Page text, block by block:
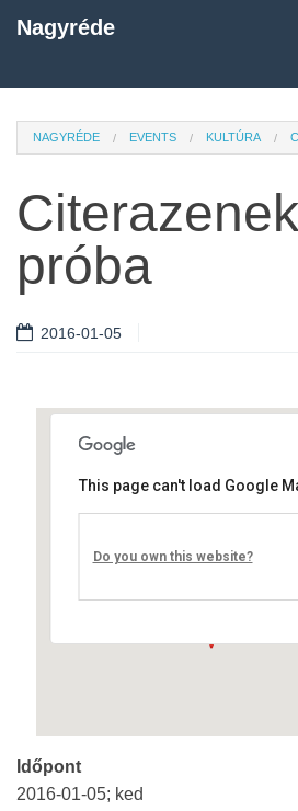
Nagyréde
NAGYRÉDE EVENTS KULTÚRA
próba
2016-01-05
Művelődési ház
Fő út 8 - Nagyréde
This page can't load Google
Do you own this website?
Időpont
2016-01-05; ked